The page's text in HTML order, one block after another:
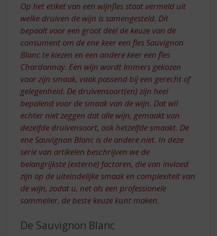
Op het etiket van een wijnfles staat vermeld uit
welke druiven de wijn is samengesteld. Dit
bepaalt voor een groot deel de keuze van de
consument om de ene keer een fles Sauvignon
Blanc te kiezen en een andere keer een fles
Chardonnay. Een wijn wordt immers gekozen
voor zijn smaak, vaak passend bij een gerecht of
gelegenheid. De druivensoort(en) zijn heel
bepalend voor de smaak van de wijn. Dat wil
echter niet zeggen dat alle wijn, gemaakt van
dezelfde druivensoort, ook hetzelfde smaakt. De
ene Sauvignon Blanc is de andere niet. In deze
serie van artikelen beschrijven we de
belangrijkste (externe) factoren, die van invloed
zijn op de uiteindelijke smaak en complexiteit van
de wijn, zodat u, net als een professionele
sommelier, de beste keuze kunt maken.
De Sauvignon Blanc